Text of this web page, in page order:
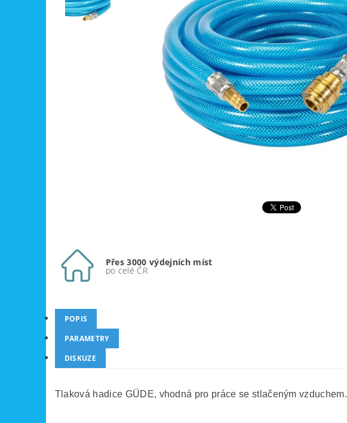
Přes 3000 výdejních míst
po celé ČR
POPIS
PARAMETRY
DISKUZE
Tlaková hadice GÜDE, vhodná pro práce se stlačeným vzduchem.